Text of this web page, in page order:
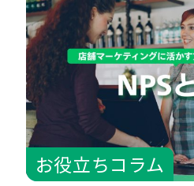
お役立ちコラム